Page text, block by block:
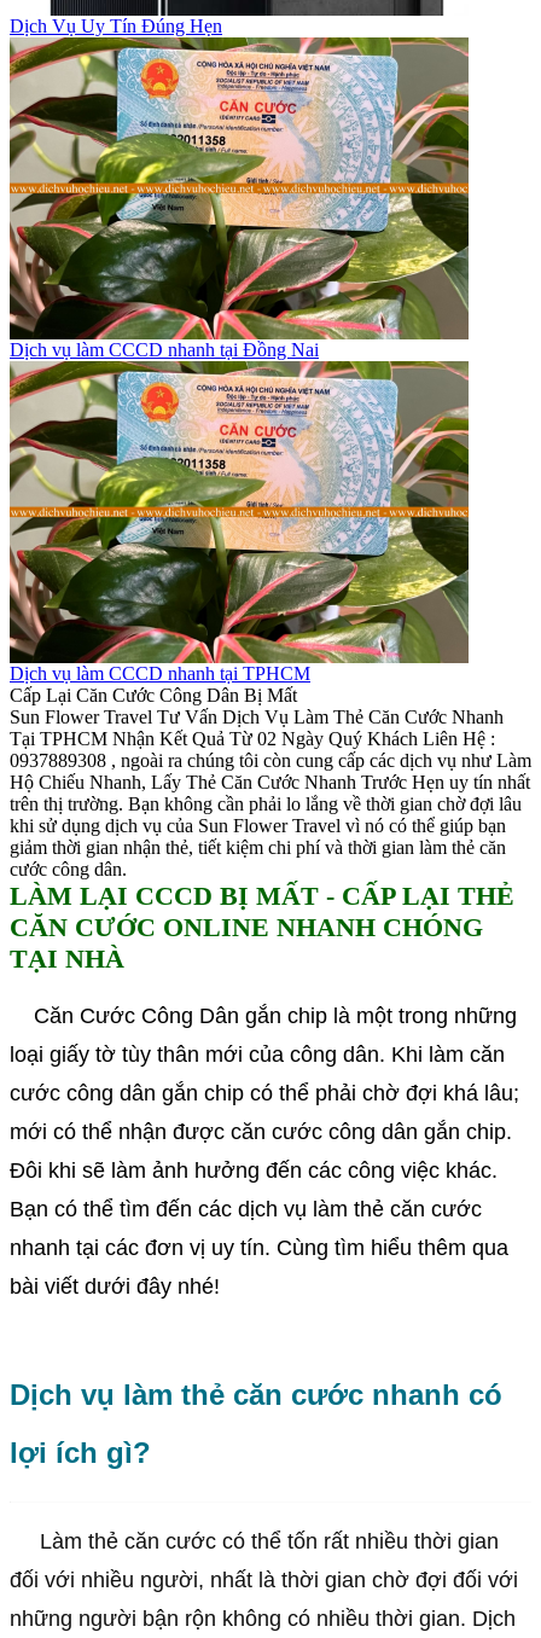
Dịch Vụ Uy Tín Đúng Hẹn
Dịch vụ làm CCCD nhanh tại Đồng Nai
Dịch vụ làm CCCD nhanh tại TPHCM
Cấp Lại Căn Cước Công Dân Bị Mất
Sun Flower Travel Tư Vấn Dịch Vụ Làm Thẻ Căn Cước Nhanh
Tại TPHCM Nhận Kết Quả Từ 02 Ngày Quý Khách Liên Hệ :
0937889308 , ngoài ra chúng tôi còn cung cấp các dịch vụ như Làm
Hộ Chiếu Nhanh, Lấy Thẻ Căn Cước Nhanh Trước Hẹn uy tín nhất
trên thị trường. Bạn không cần phải lo lắng về thời gian chờ đợi lâu
khi sử dụng dịch vụ của Sun Flower Travel vì nó có thể giúp bạn
giảm thời gian nhận thẻ, tiết kiệm chi phí và thời gian làm thẻ căn
cước công dân.
LÀM LẠI CCCD BỊ MẤT - CẤP LẠI THẺ
CĂN CƯỚC ONLINE NHANH CHÓNG
TẠI NHÀ
Căn Cước Công Dân gắn chip là một trong những
loại giấy tờ tùy thân mới của công dân. Khi làm căn
cước công dân gắn chip có thể phải chờ đợi khá lâu;
mới có thể nhận được căn cước công dân gắn chip.
Đôi khi sẽ làm ảnh hưởng đến các công việc khác.
Bạn có thể tìm đến các dịch vụ làm thẻ căn cước
nhanh tại các đơn vị uy tín. Cùng tìm hiểu thêm qua
bài viết dưới đây nhé!
Dịch vụ làm thẻ căn cước nhanh có
lợi ích gì?
Làm thẻ căn cước có thể tốn rất nhiều thời gian
đối với nhiều người, nhất là thời gian chờ đợi đối với
những người bận rộn không có nhiều thời gian. Dịch